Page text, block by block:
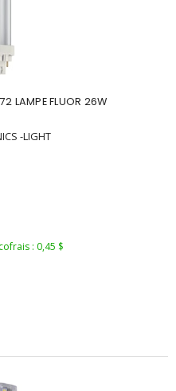
LAMPE FLUOR 26W
-LIGHT
: 0,45 $